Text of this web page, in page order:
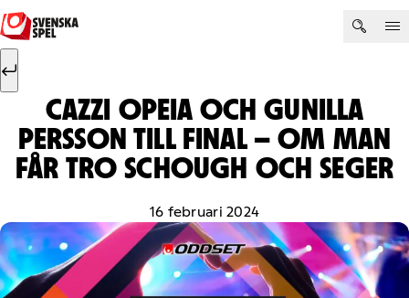
Hoppa till innehåll
Sök efter:
CAZZI OPEIA OCH GUNILLA
PERSSON TILL FINAL – OM MAN
FÅR TRO SCHOUGH OCH SEGER
16 februari 2024